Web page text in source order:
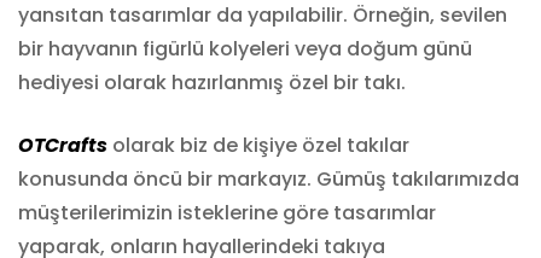
yansıtan tasarımlar da yapılabilir. Örneğin, sevilen
bir hayvanın figürlü kolyeleri veya doğum günü
hediyesi olarak hazırlanmış özel bir takı.
OTCrafts olarak biz de kişiye özel takılar
konusunda öncü bir markayız. Gümüş takılarımızda
müşterilerimizin isteklerine göre tasarımlar
yaparak, onların hayallerindeki takıya